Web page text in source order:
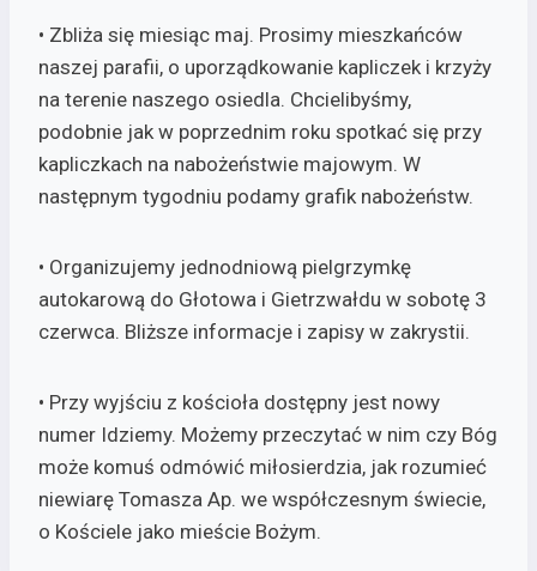
• Zbliża się miesiąc maj. Prosimy mieszkańców
naszej parafii, o uporządkowanie kapliczek i krzyży
na terenie naszego osiedla. Chcielibyśmy,
podobnie jak w poprzednim roku spotkać się przy
kapliczkach na nabożeństwie majowym. W
następnym tygodniu podamy grafik nabożeństw.
• Organizujemy jednodniową pielgrzymkę
autokarową do Głotowa i Gietrzwałdu w sobotę 3
czerwca. Bliższe informacje i zapisy w zakrystii.
• Przy wyjściu z kościoła dostępny jest nowy
numer Idziemy. Możemy przeczytać w nim czy Bóg
może komuś odmówić miłosierdzia, jak rozumieć
niewiarę Tomasza Ap. we współczesnym świecie,
o Kościele jako mieście Bożym.